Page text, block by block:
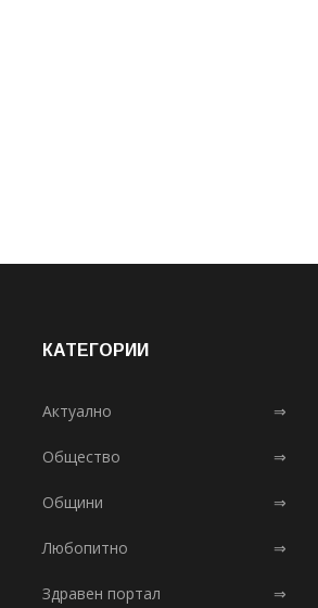
КАТЕГОРИИ
Актуално ⇒
Общество ⇒
Общини ⇒
Любопитно ⇒
Здравен портал ⇒